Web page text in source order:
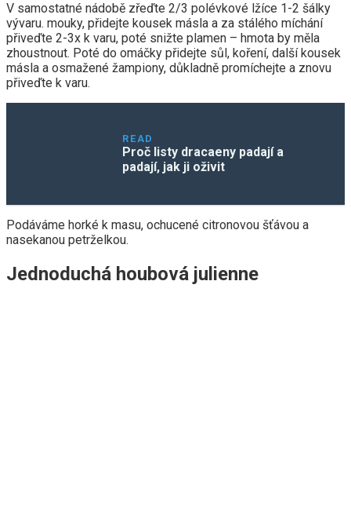
V samostatné nádobě zřeďte 2/3 polévkové lžíce 1-2 šálky
vývaru. mouky, přidejte kousek másla a za stálého míchání
přiveďte 2-3x k varu, poté snižte plamen – hmota by měla
zhoustnout. Poté do omáčky přidejte sůl, koření, další kousek
másla a osmažené žampiony, důkladně promíchejte a znovu
přiveďte k varu.
READ
Proč listy dracaeny padají a
padají, jak ji oživit
Podáváme horké k masu, ochucené citronovou šťávou a
nasekanou petrželkou.
Jednoduchá houbová julienne